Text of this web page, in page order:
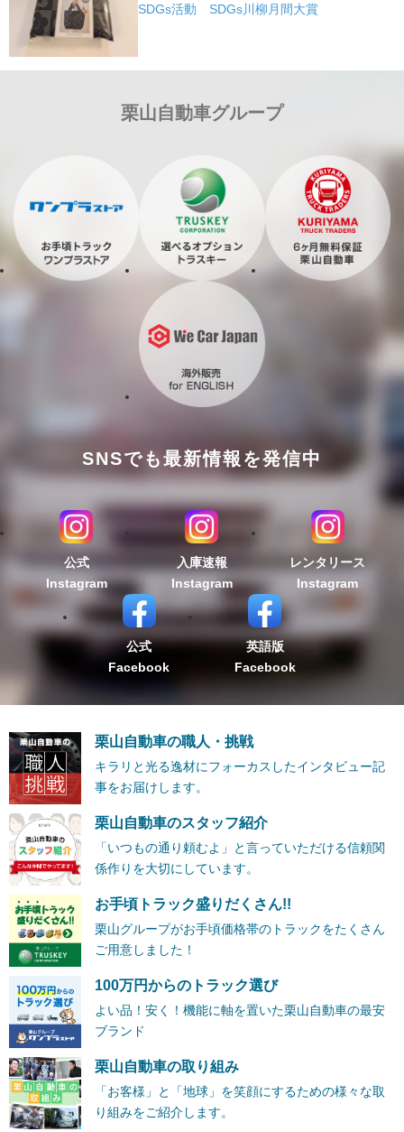
SDGs活動 SDGs川柳月間大賞
栗山自動車グループ
SNSでも最新情報を発信中
公式
Instagram
入庫速報
Instagram
レンタリース
Instagram
公式
Facebook
英語版
Facebook
栗山自動車の職人・挑戦
キラリと光る逸材にフォーカスしたインタビュー記
事をお届けします。
栗山自動車のスタッフ紹介
「いつもの通り頼むよ」と言っていただける信頼関
係作りを大切にしています。
お手頃トラック盛りだくさん!!
栗山グループがお手頃価格帯のトラックをたくさん
ご用意しました！
100万円からのトラック選び
よい品！安く！機能に軸を置いた栗山自動車の最安
ブランド
栗山自動車の取り組み
「お客様」と「地球」を笑顔にするための様々な取
り組みをご紹介します。